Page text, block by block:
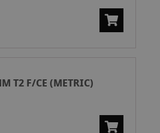
T2 F/CE (METRIC)